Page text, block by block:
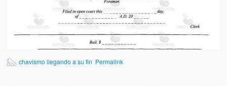
chavismo llegando a su fin Permalink